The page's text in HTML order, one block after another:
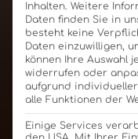
Inhalten. Weitere
Daten finden Sie in
besteht keine
Daten einzuwilligen,
können Ihre Auswahl
widerrufen oder
aufgrund
alle Funktionen der
Einige Services